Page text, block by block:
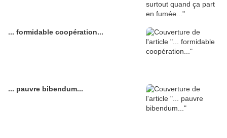
... formidable coopération...
... pauvre bibendum...